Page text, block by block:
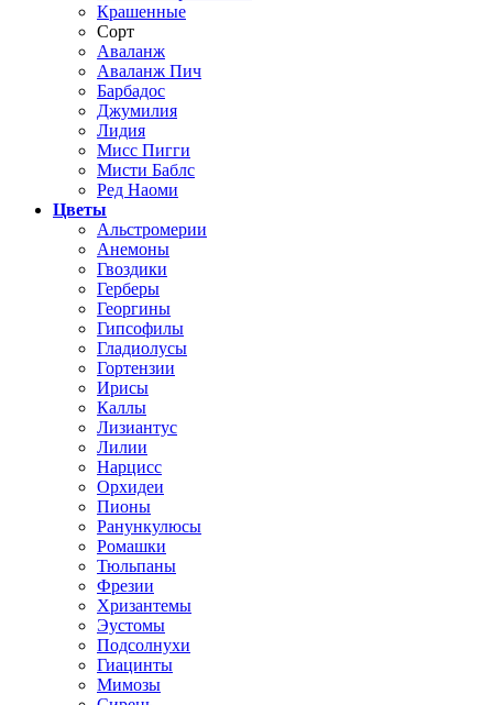
Крашенные
Сорт
Аваланж
Аваланж Пич
Барбадос
Джумилия
Лидия
Мисс Пигги
Мисти Баблс
Ред Наоми
Цветы
Альстромерии
Анемоны
Гвоздики
Герберы
Георгины
Гипсофилы
Гладиолусы
Гортензии
Ирисы
Каллы
Лизиантус
Лилии
Нарцисс
Орхидеи
Пионы
Ранункулюсы
Ромашки
Тюльпаны
Фрезии
Хризантемы
Эустомы
Подсолнухи
Гиацинты
Мимозы